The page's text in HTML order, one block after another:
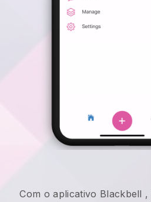
Com o aplicativo Blackbell ,